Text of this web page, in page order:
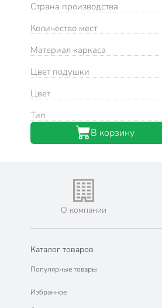
Страна производства
Количество мест
Материал каркаса
Цвет подушки
Цвет
Тип
В корзину
О компании
Каталог товаров
Популярные товары
Избранное